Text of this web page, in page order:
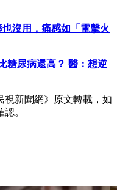
沒用，痛感如「電擊火
糖尿病還高？ 醫：想逆
視新聞網》原文轉載，如
。